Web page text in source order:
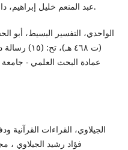
عبد المنعم خليل إبراهيم، دار الكتب العلمية، بيروت، ط1، 1421هـ.
(ت ٤٦٨ هـ)،
فؤاد رشيد الجيلاوي ،